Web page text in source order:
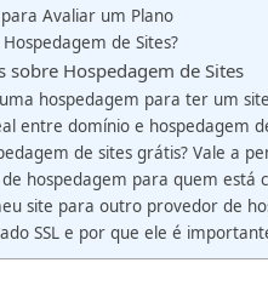
Avaliar um Plano
de Sites?
sobre Hospedagem de Sites
hospedagem para ter um
entre domínio e hospedagem
de sites grátis? Vale a
hospedagem para quem está
site para outro provedor de
SSL e por que ele é